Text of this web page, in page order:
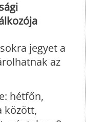
jegyet a
az
hétfőn,
között,